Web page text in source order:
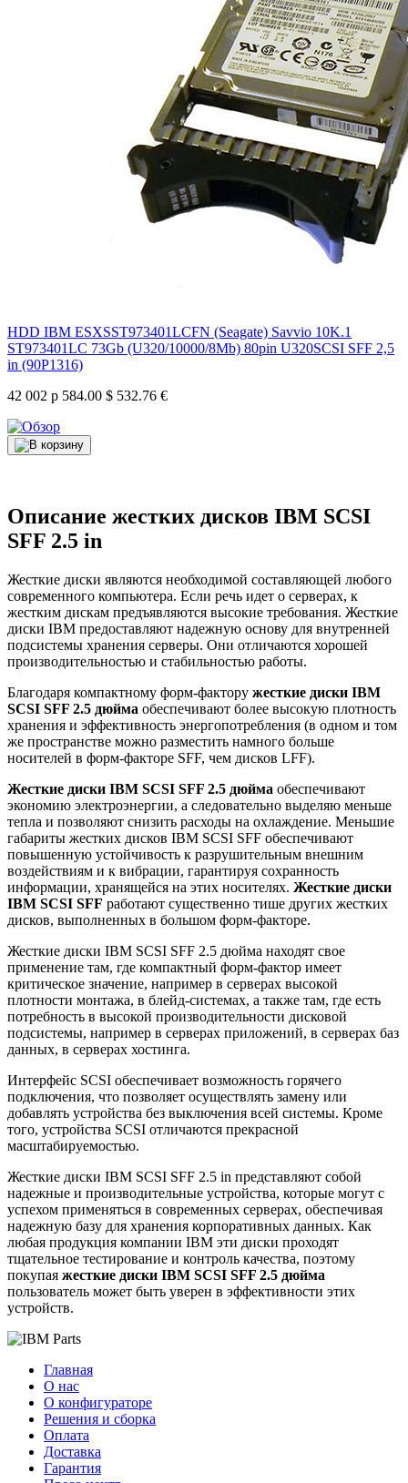
HDD IBM ESXSST973401LCFN (Seagate) Savvio 10K.1
ST973401LC 73Gb (U320/10000/8Mb) 80pin U320SCSI SFF 2,5
in (90P1316)
42 002 р 584.00 $ 532.76 €
Описание жестких дисков IBM SCSI
SFF 2.5 in
Жесткие диски являются необходимой составляющей любого
современного компьютера. Если речь идет о серверах, к
жестким дискам предъявляются высокие требования. Жесткие
диски IBM предоставляют надежную основу для внутренней
подсистемы хранения серверы. Они отличаются хорошей
производительностью и стабильностью работы.
Благодаря компактному форм-фактору жесткие диски IBM
SCSI SFF 2.5 дюйма обеспечивают более высокую плотность
хранения и эффективность энергопотребления (в одном и том
же пространстве можно разместить намного больше
носителей в форм-факторе SFF, чем дисков LFF).
Жесткие диски IBM SCSI SFF 2.5 дюйма обеспечивают
экономию электроэнергии, а следовательно выделяю меньше
тепла и позволяют снизить расходы на охлаждение. Меньшие
габариты жестких дисков IBM SCSI SFF обеспечивают
повышенную устойчивость к разрушительным внешним
воздействиям и к вибрации, гарантируя сохранность
информации, хранящейся на этих носителях. Жесткие диски
IBM SCSI SFF работают существенно тише других жестких
дисков, выполненных в большом форм-факторе.
Жесткие диски IBM SCSI SFF 2.5 дюйма находят свое
применение там, где компактный форм-фактор имеет
критическое значение, например в серверах высокой
плотности монтажа, в блейд-системах, а также там, где есть
потребность в высокой производительности дисковой
подсистемы, например в серверах приложений, в серверах баз
данных, в серверах хостинга.
Интерфейс SCSI обеспечивает возможность горячего
подключения, что позволяет осуществлять замену или
добавлять устройства без выключения всей системы. Кроме
того, устройства SCSI отличаются прекрасной
масштабируемостью.
Жесткие диски IBM SCSI SFF 2.5 in представляют собой
надежные и производительные устройства, которые могут с
успехом применяться в современных серверах, обеспечивая
надежную базу для хранения корпоративных данных. Как
любая продукция компании IBM эти диски проходят
тщательное тестирование и контроль качества, поэтому
покупая жесткие диски IBM SCSI SFF 2.5 дюйма
пользователь может быть уверен в эффективности этих
устройств.
Главная
О нас
О конфигураторе
Решения и сборка
Оплата
Доставка
Гарантия